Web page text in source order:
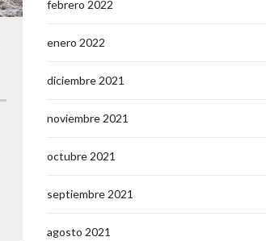
febrero 2022
enero 2022
diciembre 2021
noviembre 2021
octubre 2021
septiembre 2021
agosto 2021